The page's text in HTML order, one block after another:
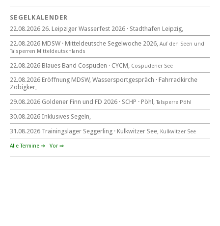
Eröffnung MDSW
11°° Uhr Fahrrad­kirche Markkleeberg
Blaues Band Cospudener See
22. August 2026
beim CYCM
für alle Segler am See
Mitteldeutsche Segelwoche
22. – 30. August 2026 in Sachsen · Thüringen · Sachsen Anhalt
SEGELKALENDER
22.08.2026 26. Leipziger Wasserfest 2026 · Stadthafen Leipzig,
22.08.2026 MDSW · Mitteldeutsche Segelwoche 2026, Auf den Seen und
Tal­sperren Mittel­deut­sch­lands
22.08.2026 Blaues Band Cospuden · CYCM, Cospudener See
22.08.2026 Eröffnung MDSW, Wassersportgespräch · Fahrradkirche
Zöbigker,
29.08.2026 Goldener Finn und FD 2026 · SCHP · Pöhl, Talsperre Pöhl
30.08.2026 Inklusives Segeln,
31.08.2026 Trainingslager Seggerling · Kulkwitzer See, Kulkwitzer See
Alle Termine ➔ Vor ⇒